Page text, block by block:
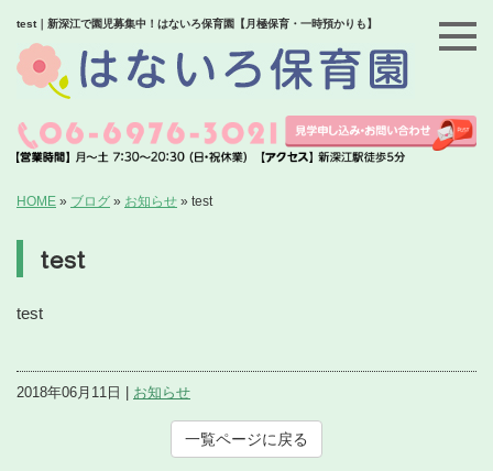
test｜新深江で園児募集中！はないろ保育園【月極保育・一時預かりも】
HOME » ブログ » お知らせ » test
test
test
2018年06月11日 | お知らせ
一覧ページに戻る